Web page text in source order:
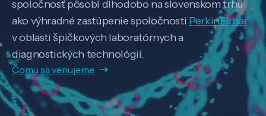
spoločnosť pôsobí dlhodobo na slovenskom trhu
ako výhradné zastúpenie spoločnosti PerkinElmer
v oblasti špičkových laboratórnych a
diagnostických technológií.
Čomu sa venujeme